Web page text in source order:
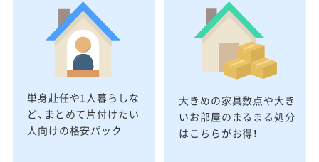
単身赴任や1人暮らしな
ど、まとめて片付けたい
人向けの格安パック
大きめの家具数点や大き
いお部屋のまるまる処分
はこちらがお得！